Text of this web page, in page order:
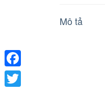
Mô tả
Facebook